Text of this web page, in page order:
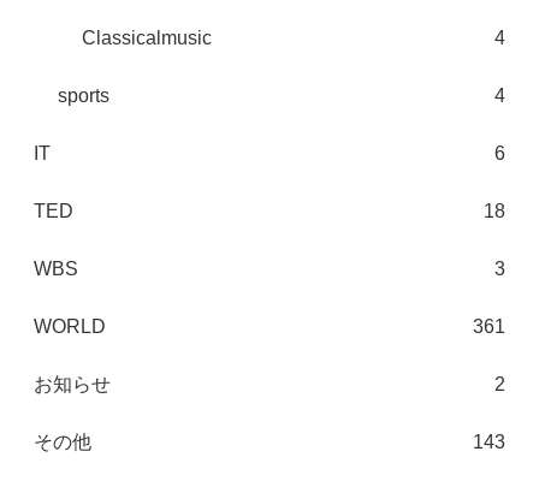
Classicalmusic 4
sports 4
IT 6
TED 18
WBS 3
WORLD 361
お知らせ 2
その他 143